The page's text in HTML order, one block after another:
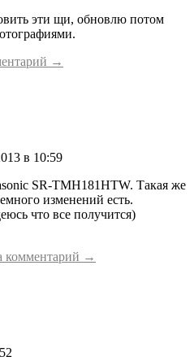
эти щи, обновлю потом
→
в 10:59
SR-TMH181HTW. Такая же
изменений есть.
что все получится)
комментарий →